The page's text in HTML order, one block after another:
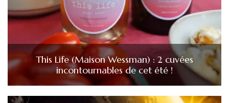
This Life (Maison Wessman) : 2 cuvées
incontournables de cet été !